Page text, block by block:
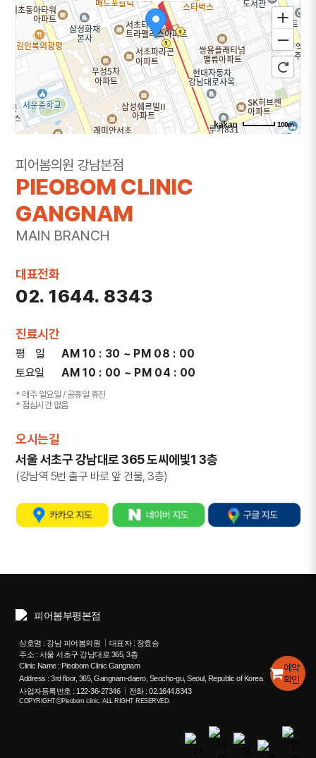
예약
확인
100m
301~302호
전화
1644-8343
피어봄의원 강남본점
PIEOBOM CLINIC
GANGNAM
MAIN BRANCH
대표전화
02. 1644. 8343
진료시간
평 일
AM 10 : 30 ~ PM 08 : 00
토요일
AM 10 : 00 ~ PM 04 : 00
* 매주 일요일 / 공휴일 휴진
* 점심시간 없음
오시는길
서울 서초구 강남대로 365 도씨에빛1 3층
(강남역 5번 출구 바로 앞 건물, 3층)
상호명 : 강남 피어봄의원
대표자 : 장효승
주소 : 서울 서초구 강남대로 365, 3층
Clinic Name : Pieobom Clinic Gangnam
Address : 3rd floor, 365, Gangnam-daero, Seocho-gu, Seoul, Republic of Korea
사업자등록번호 : 122-36-27346
전화 : 02.1644.8343
COPYRIGHTⓒPieobom clinic. ALL RIGHT RESERVED.